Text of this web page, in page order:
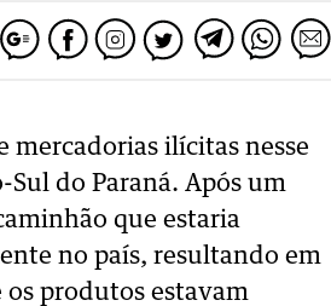
mercadorias ilícitas nesse
do Paraná. Após um
que estaria
no país, resultando em
os produtos estavam